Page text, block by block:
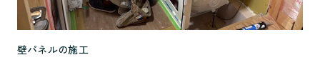
壁パネルの施工